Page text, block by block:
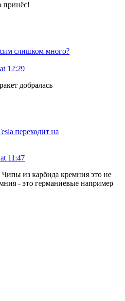
принёс!
слишком много?
12:29
добралась
переходит на
11:47
Чипы из карбида кремния это не
- это германиевые например